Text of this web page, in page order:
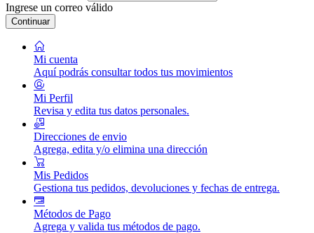
Ingrese un correo válido
Continuar
Mi cuenta
Aquí podrás consultar todos tus movimientos
Mi Perfil
Revisa y edita tus datos personales.
Direcciones de envio
Agrega, edita y/o elimina una dirección
Mis Pedidos
Gestiona tus pedidos, devoluciones y fechas de entrega.
Métodos de Pago
Agrega y valida tus métodos de pago.